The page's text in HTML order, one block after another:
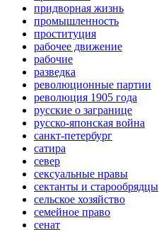
придворная жизнь
промышленность
проституция
рабочее движение
рабочие
разведка
революционные партии
революция 1905 года
русские о загранице
русско-японская война
санкт-петербург
сатира
север
сексуальные нравы
сектанты и старообрядцы
сельское хозяйство
семейное право
сенат